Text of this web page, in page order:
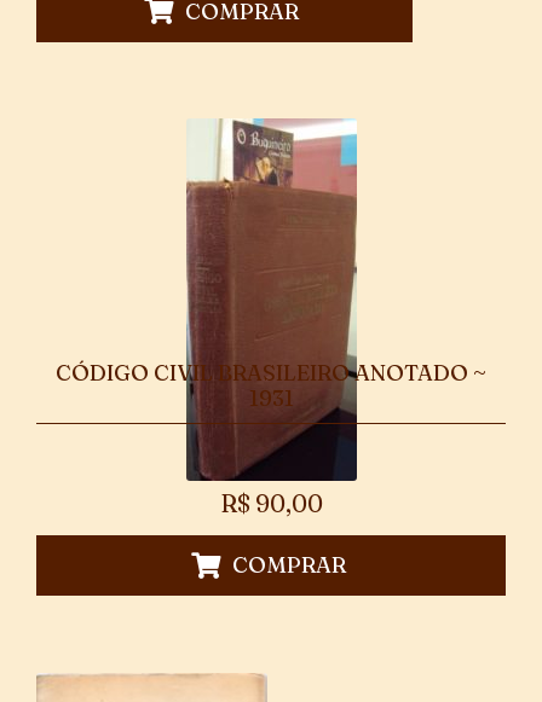
COMPRAR
CÓDIGO CIVIL BRASILEIRO ANOTADO ~
1931
R$ 90,00
COMPRAR